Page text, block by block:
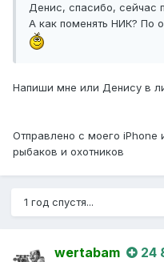
Денис, спасибо, сейчас
А как поменять НИК? По
Напиши мне или Денису в
Отправлено с моего iPhone
рыбаков и охотников
1 год спустя...
wertabam 24